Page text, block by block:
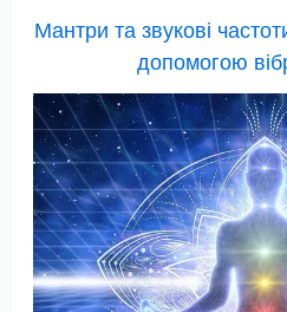
Мантри та звукові
допомогою